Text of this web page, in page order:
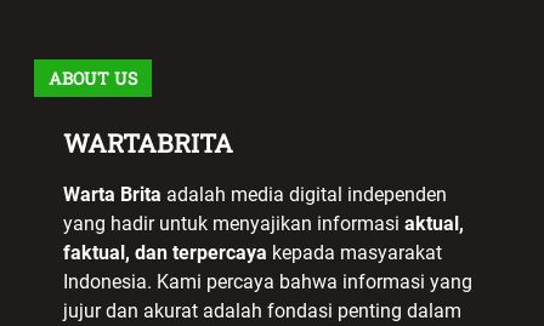
ABOUT US
WARTABRITA
Warta Brita adalah media digital independen
yang hadir untuk menyajikan informasi aktual,
faktual, dan terpercaya kepada masyarakat
Indonesia. Kami percaya bahwa informasi yang
jujur dan akurat adalah fondasi penting dalam